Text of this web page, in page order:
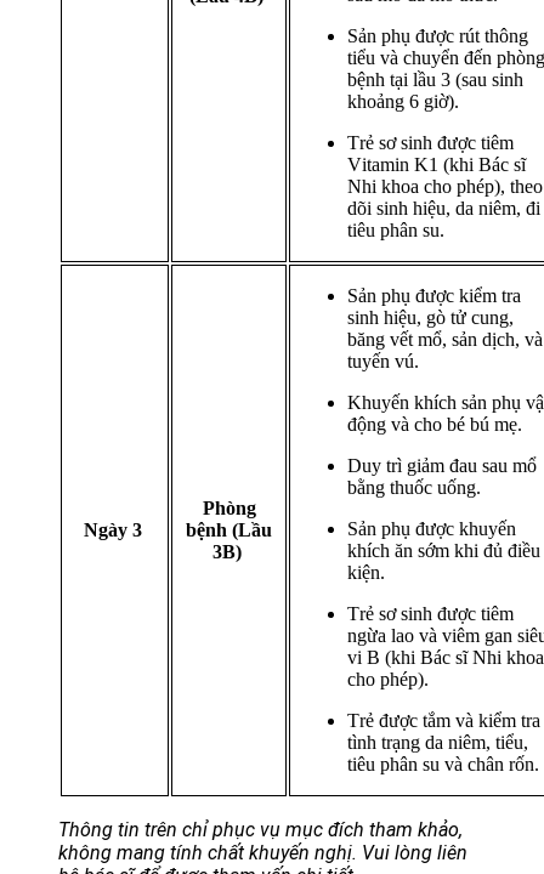
Sản phụ được rút thông
tiểu và chuyển đến phòng
bệnh tại lầu 3 (sau sinh
khoảng 6 giờ).
Trẻ sơ sinh được tiêm
Vitamin K1 (khi Bác sĩ
Nhi khoa cho phép), theo
dõi sinh hiệu, da niêm, đi
tiêu phân su.
Ngày 3
Phòng
bệnh (Lầu
3B)
Sản phụ được kiểm tra
sinh hiệu, gò tử cung,
băng vết mổ, sản dịch, và
tuyến vú.
Khuyến khích sản phụ
động và cho bé bú mẹ.
Duy trì giảm đau sau mổ
bằng thuốc uống.
Sản phụ được khuyến
khích ăn sớm khi đủ điều
kiện.
Trẻ sơ sinh được tiêm
ngừa lao và viêm gan
vi B (khi Bác sĩ Nhi khoa
cho phép).
Trẻ được tắm và kiểm tra
tình trạng da niêm, tiểu,
tiêu phân su và chân rốn.
Thông tin trên chỉ phục vụ mục đích tham khảo,
không mang tính chất khuyến nghị. Vui lòng liên